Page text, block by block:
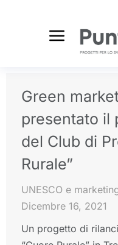
Green
presentato il
del Club di
Rurale”
UNESCO e
Dicembre 16, 2021
Un progetto di